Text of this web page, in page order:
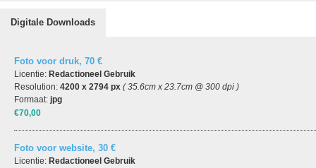
Digitale Downloads
Foto voor druk, 70 €
Licentie: Redactioneel Gebruik
Resolution: 4200 x 2794 px ( 35.6cm x 23.7cm @ 300 dpi )
Formaat: jpg
€70,00
Foto voor website, 30 €
Licentie: Redactioneel Gebruik